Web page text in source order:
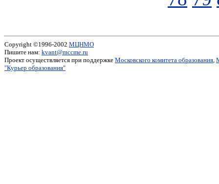
Copyright ©1996-2002 МЦНМО
Пишите нам: kvant@mccme.ru
Проект осуществляется при поддержке Московского комитета образования,
"Курьер образования"